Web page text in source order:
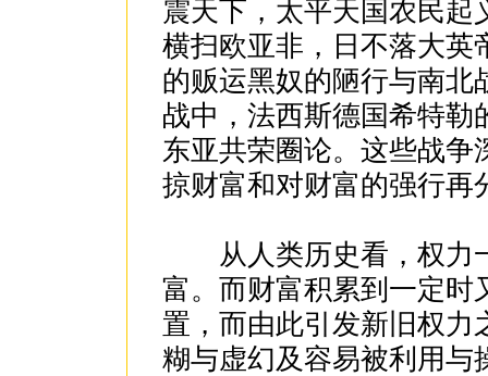
震天下，太平天国农民
横扫欧亚非，日不落大英
的贩运黑奴的陋行与南北
战中，法西斯德国希特勒
东亚共荣圈论。这些战争
掠财富和对财富的强行再
从人类历史看，权力
富。而财富积累到一定时
置，而由此引发新旧权力
糊与虚幻及容易被利用与